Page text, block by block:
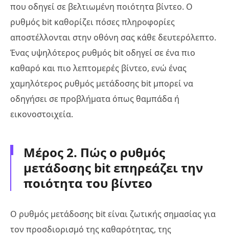
που οδηγεί σε βελτιωμένη ποιότητα βίντεο. Ο
ρυθμός bit καθορίζει πόσες πληροφορίες
αποστέλλονται στην οθόνη σας κάθε δευτερόλεπτο.
Ένας υψηλότερος ρυθμός bit οδηγεί σε ένα πιο
καθαρό και πιο λεπτομερές βίντεο, ενώ ένας
χαμηλότερος ρυθμός μετάδοσης bit μπορεί να
οδηγήσει σε προβλήματα όπως θαμπάδα ή
εικονοστοιχεία.
Μέρος 2. Πώς ο ρυθμός
μετάδοσης bit επηρεάζει την
ποιότητα του βίντεο
Ο ρυθμός μετάδοσης bit είναι ζωτικής σημασίας για
τον προσδιορισμό της καθαρότητας, της